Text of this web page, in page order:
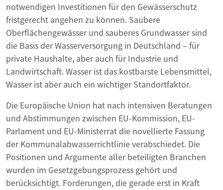
notwendigen Investitionen für den Gewässerschutz
fristgerecht angehen zu können. Saubere
Oberflächengewässer und sauberes Grundwasser sind
die Basis der Wasserversorgung in Deutschland – für
private Haushalte, aber auch für Industrie und
Landwirtschaft. Wasser ist das kostbarste Lebensmittel,
Wasser ist aber auch ein wichtiger Standortfaktor.
Die Europäische Union hat nach intensiven Beratungen
und Abstimmungen zwischen EU-Kommission, EU-
Parlament und EU-Ministerrat die novellierte Fassung
der Kommunalabwasserrichtlinie verabschiedet. Die
Positionen und Argumente aller beteiligten Branchen
wurden im Gesetzgebungsprozess gehört und
berücksichtigt. Forderungen, die gerade erst in Kraft